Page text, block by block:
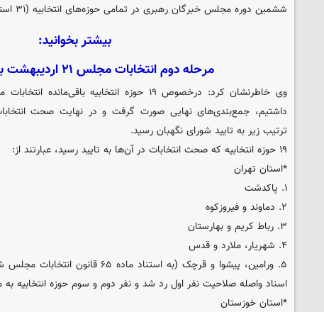
ششمین دوره مجلس خبرگان رهبری در تمامی حوزه‌های انتخابیه (۳۱ استان) نیز تایید شد.
بیشتر بخوانید:
مرحله دوم انتخابات مجلس ۲۱ اردیبهشت برگزار می‌شود
وی خاطرنشان کرد: درخصوص ۱۹ حوزه انتخابیه
داشتیم، جمع‌بندی‌های نهایی صورت گرفت و در نهایت صحت
ترتیب زیر به تایید شورای نگهبان رسید.
۱۹ حوزه انتخابیه که صحت انتخابات در آن‌ها به تایید رسید، عبارتند از:
*استان تهران
۱. پاکدشت
۲. دماوند و فیروزکوه
۳. رباط کریم و بهارستان
۴. شهریار، ملارد و قدس
۵. ورامین، پیشوا و قرچک (به استناد
اسناد واصله صلاحیت نفر اول رد شد و نفر دوم و سوم حوزه انتخابیه به
*استان خوزستان